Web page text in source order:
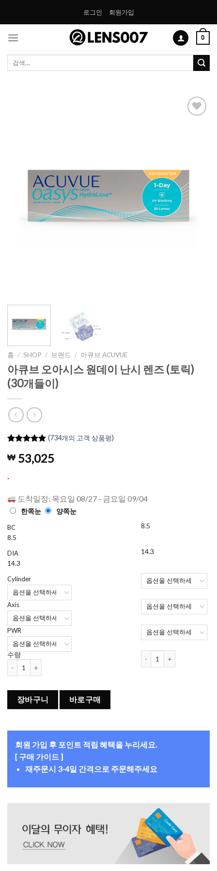
로그인 회원가입
0
색:
홈 / SHOP / 브랜드 / 아큐브 ACUVUE
아큐브 오아시스 원데이 난시 렌즈 (토릭)
(30개들이)
고객 평가
를 기준으
점에
(734개의 고객 상품평)
₩ 53,025
.
도착일정: 목요일 08/27 - 금요일 09/04
한쪽눈 양쪽눈
BC
8.5
DIA
14.3
Cylinder
Axis
PWR
수량
아큐브 오아시스 원데이 난시 렌즈 (토릭) (30개들이) 수량
8.5
14.3
장바구니 바로구매
회원 가입 후 포인트 적립 혜택을 누리세요.
[ 구매 가이드 ]
재주문시 3-4일 간격으로 주문해주세요